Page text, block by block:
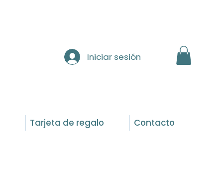
Tarjeta de regalo Contacto
Iniciar sesión